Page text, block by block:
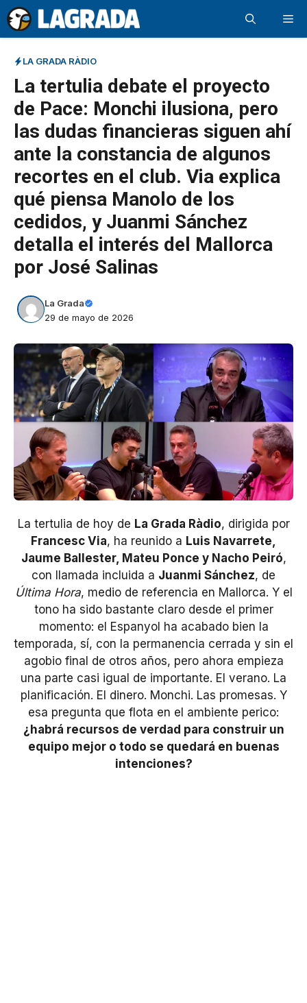
Saltar
al
contenido
LA GRADA RÀDIO
La tertulia debate el proyecto
de Pace: Monchi ilusiona, pero
las dudas financieras siguen ahí
ante la constancia de algunos
recortes en el club. Via explica
qué piensa Manolo de los
cedidos, y Juanmi Sánchez
detalla el interés del Mallorca
por José Salinas
La Grada
29 de mayo de 2026
La tertulia de hoy de La Grada Ràdio, dirigida por
Francesc Via, ha reunido a Luis Navarrete,
Jaume Ballester, Mateu Ponce y Nacho Peiró,
con llamada incluida a Juanmi Sánchez, de
Última Hora, medio de referencia en Mallorca. Y el
tono ha sido bastante claro desde el primer
momento: el Espanyol ha acabado bien la
temporada, sí, con la permanencia cerrada y sin el
agobio final de otros años, pero ahora empieza
una parte casi igual de importante. El verano. La
planificación. El dinero. Monchi. Las promesas. Y
esa pregunta que flota en el ambiente perico:
¿habrá recursos de verdad para construir un
equipo mejor o todo se quedará en buenas
intenciones?